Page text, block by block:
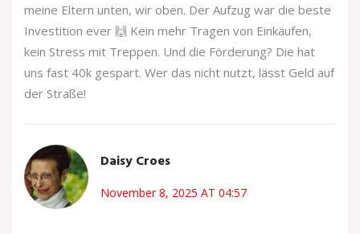
meine Eltern unten, wir oben. Der Aufzug war die beste
Investition ever 🙌 Kein mehr Tragen von Einkäufen,
kein Stress mit Treppen. Und die Förderung? Die hat
uns fast 40k gespart. Wer das nicht nutzt, lässt Geld auf
der Straße!
Daisy Croes
November 8, 2025 AT 04:57